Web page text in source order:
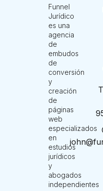
Funnel
Jurídico
es una
agencia
de
embudos
de
conversión
y
creación
de
páginas
web
especializados
en
estudios
jurídicos
y
abogados
independientes